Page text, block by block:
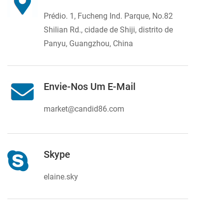
Prédio. 1, Fucheng Ind. Parque, No.82
Shilian Rd., cidade de Shiji, distrito de
Panyu, Guangzhou, China
Envie-Nos Um E-Mail
market@candid86.com
Skype
elaine.sky